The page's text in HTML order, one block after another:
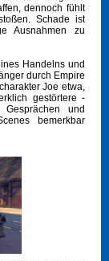
dennoch fühlt
Schade ist
Ausnahmen zu
Handelns und
durch Empire
Joe etwa,
gestörtere -
und
bemerkbar